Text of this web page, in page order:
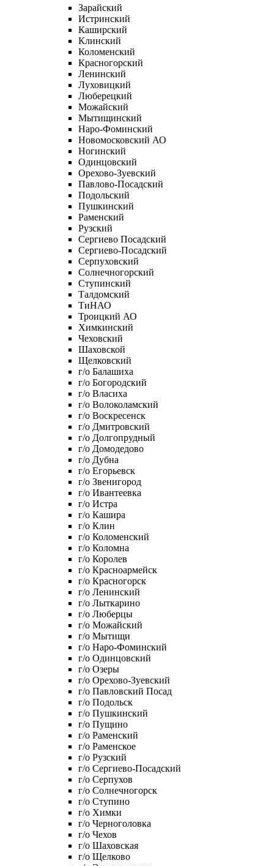
Зарайский
Истринский
Каширский
Клинский
Коломенский
Красногорский
Ленинский
Луховицкий
Люберецкий
Можайский
Мытищинский
Наро-Фоминский
Новомосковский АО
Ногинский
Одинцовский
Орехово-Зуевский
Павлово-Посадский
Подольский
Пушкинский
Раменский
Рузский
Сергиево Посадский
Сергиево-Посадский
Серпуховский
Солнечногорский
Ступинский
Талдомский
ТиНАО
Троицкий АО
Химкинский
Чеховский
Шаховской
Щелковский
г/о Балашиха
г/о Богородский
г/о Власиха
г/о Волоколамский
г/о Воскресенск
г/о Дмитровский
г/о Долгопрудный
г/о Домодедово
г/о Дубна
г/о Егорьевск
г/о Звенигород
г/о Ивантеевка
г/о Истра
г/о Кашира
г/о Клин
г/о Коломенский
г/о Коломна
г/о Королев
г/о Красноармейск
г/о Красногорск
г/о Ленинский
г/о Лыткарино
г/о Люберцы
г/о Можайский
г/о Мытищи
г/о Наро-Фоминский
г/о Одинцовский
г/о Озеры
г/о Орехово-Зуевский
г/о Павловский Посад
г/о Подольск
г/о Пушкинский
г/о Пущино
г/о Раменский
г/о Раменское
г/о Рузский
г/о Сергиево-Посадский
г/о Серпухов
г/о Солнечногорск
г/о Ступино
г/о Химки
г/о Черноголовка
г/о Чехов
г/о Шаховская
г/о Щелково